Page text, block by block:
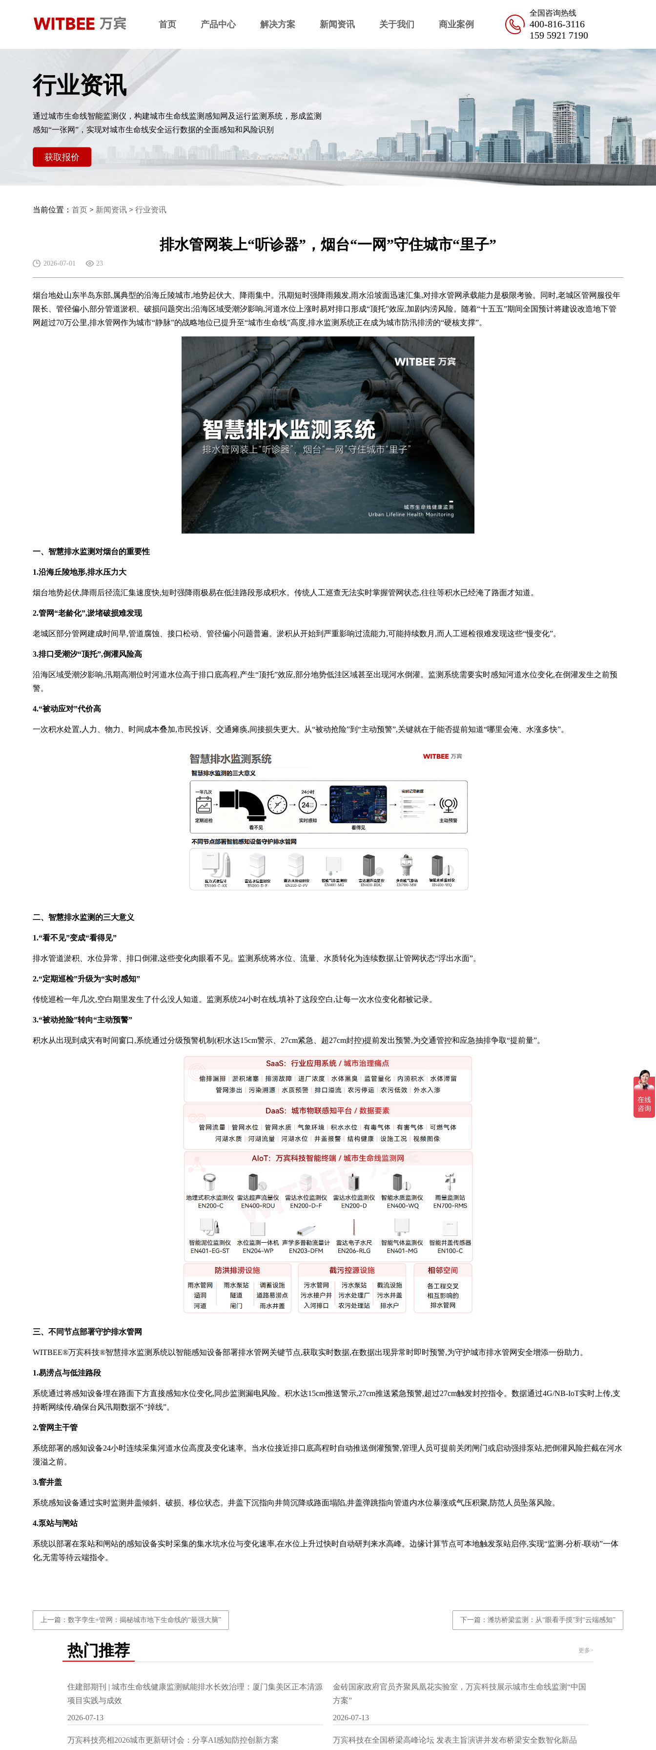
首页 产品中心 解决方案 新闻资讯 关于我们 商业案例
全国咨询热线
400-816-3116
159 5921 7190
行业资讯
通过城市生命线智能监测仪，构建城市生命线监测感知网及运行监测系统，形成监测
感知“一张网”，实现对城市生命线安全运行数据的全面感知和风险识别
获取报价
当前位置：首页 > 新闻资讯 >行业资讯
排水管网装上“听诊器”，烟台“一网”守住城市“里子”
2026-07-01 23
烟台地处山东半岛东部,属典型的沿海丘陵城市,地势起伏大、降雨集中。汛期短时强降雨频发,雨水沿坡面迅速汇集,对排水管网承载能力是极限考验。同时,老城区管网服役年
限长、管径偏小,部分管道淤积、破损问题突出;沿海区域受潮汐影响,河道水位上涨时易对排口形成“顶托”效应,加剧内涝风险。随着“十五五”期间全国预计将建设改造地下管
网超过70万公里,排水管网作为城市“静脉”的战略地位已提升至“城市生命线”高度,排水监测系统正在成为城市防汛排涝的“硬核支撑”。
一、智慧排水监测对烟台的重要性
1.沿海丘陵地形,排水压力大
烟台地势起伏,降雨后径流汇集速度快,短时强降雨极易在低洼路段形成积水。传统人工巡查无法实时掌握管网状态,往往等积水已经淹了路面才知道。
2.管网“老龄化”,淤堵破损难发现
老城区部分管网建成时间早,管道腐蚀、接口松动、管径偏小问题普遍。淤积从开始到严重影响过流能力,可能持续数月,而人工巡检很难发现这些“慢变化”。
3.排口受潮汐“顶托”,倒灌风险高
沿海区域受潮汐影响,汛期高潮位时河道水位高于排口底高程,产生“顶托”效应,部分地势低洼区域甚至出现河水倒灌。监测系统需要实时感知河道水位变化,在倒灌发生之前预
警。
4.“被动应对”代价高
一次积水处置,人力、物力、时间成本叠加,市民投诉、交通瘫痪,间接损失更大。从“被动抢险”到“主动预警”,关键就在于能否提前知道“哪里会淹、水涨多快”。
二、智慧排水监测的三大意义
1.“看不见”变成“看得见”
排水管道淤积、水位异常、排口倒灌,这些变化肉眼看不见。监测系统将水位、流量、水质转化为连续数据,让管网状态“浮出水面”。
2.“定期巡检”升级为“实时感知”
传统巡检一年几次,空白期里发生了什么没人知道。监测系统24小时在线,填补了这段空白,让每一次水位变化都被记录。
3.“被动抢险”转向“主动预警”
积水从出现到成灾有时间窗口,系统通过分级预警机制(积水达15cm警示、27cm紧急、超27cm封控)提前发出预警,为交通管控和应急抽排争取“提前量”。
三、不同节点部署守护排水管网
WITBEE®万宾科技®智慧排水监测系统以智能感知设备部署排水管网关键节点,获取实时数据,在数据出现异常时即时预警,为守护城市排水管网安全增添一份助力。
1.易涝点与低洼路段
系统通过将感知设备埋在路面下方直接感知水位变化,同步监测漏电风险。积水达15cm推送警示,27cm推送紧急预警,超过27cm触发封控指令。数据通过4G/NB-IoT实时上传,支
持断网续传,确保台风汛期数据不“掉线”。
2.管网主干管
系统部署的感知设备24小时连续采集河道水位高度及变化速率。当水位接近排口底高程时自动推送倒灌预警,管理人员可提前关闭闸门或启动强排泵站,把倒灌风险拦截在河水
漫溢之前。
3.窨井盖
系统感知设备通过实时监测井盖倾斜、破损、移位状态。井盖下沉指向井筒沉降或路面塌陷,井盖弹跳指向管道内水位暴涨或气压积聚,防范人员坠落风险。
4.泵站与闸站
系统以部署在泵站和闸站的感知设备实时采集的集水坑水位与变化速率,在水位上升过快时自动研判来水高峰。边缘计算节点可本地触发泵站启停,实现“监测-分析-联动”一体
化,无需等待云端指令。
上一篇：数字孪生+管网：揭秘城市地下生命线的“最强大脑” 下一篇：潍坊桥梁监测：从“眼看手摸”到“云端感知”
热门推荐 更多>
住建部期刊 | 城市生命线健康监测赋能排水长效治理：厦门集美区正本清源
项目实践与成效
2026-07-13
金砖国家政府官员齐聚凤凰花实验室，万宾科技展示城市生命线监测“中国
方案”
2026-07-13
万宾科技亮相2026城市更新研讨会：分享AI感知防控创新方案 万宾科技在全国桥梁高峰论坛 发表主旨演讲并发布桥梁安全数智化新品